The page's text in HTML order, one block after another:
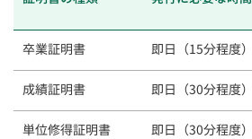
卒業証明書 即日（15分程度）
成績証明書 即日（30分程度）
単位修得証明書 即日（30分程度）